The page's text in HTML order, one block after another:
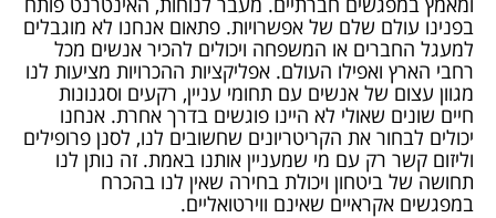
ומאמץ במפגשים חברתיים. מעבר לנוחות, האינטרנט פותח
בפנינו עולם שלם של אפשרויות. פתאום אנחנו לא מוגבלים
למעגל החברים או המשפחה ויכולים להכיר אנשים מכל
רחבי הארץ ואפילו העולם. אפליקציות ההכרויות מציעות לנו
מגוון עצום של אנשים עם תחומי עניין, רקעים וסגנונות
חיים שונים שאולי לא היינו פוגשים בדרך אחרת. אנחנו
יכולים לבחור את הקריטריונים שחשובים לנו, לסנן פרופילים
וליזום קשר רק עם מי שמעניין אותנו באמת. זה נותן לנו
תחושה של ביטחון ויכולת בחירה שאין לנו בהכרח
במפגשים אקראיים שאינם ווירטואליים.